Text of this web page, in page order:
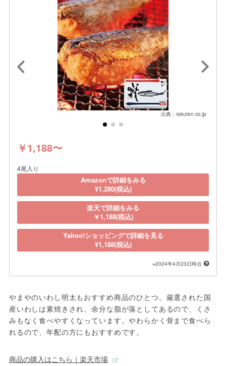
出典：rakuten.co.jp
￥1,188〜
4尾入り
Amazonで詳細をみる
¥1,280(税込)
楽天で詳細をみる
￥1,188(税込)
Yahoo!ショッピングで詳細を見る
¥1,188(税込)
※2024年4月23日時点
やまやのいわし明太もおすすめ商品のひとつ。厳選された国
産いわしは素焼きされ、余分な脂が落としてあるので、くさ
みもなく食べやすくなっています。やわらかく骨まで食べら
れるので、年配の方にもおすすめです。
商品の購入はこちら｜楽天市場